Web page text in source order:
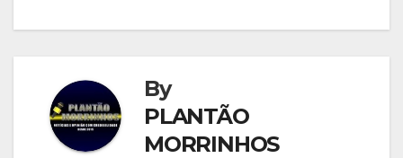
By
PLANTÃO
MORRINHOS